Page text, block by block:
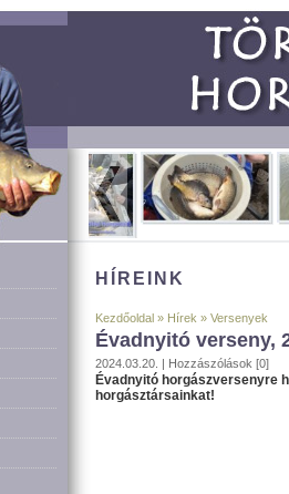
HÍREINK
Kezdőoldal » Hírek » Versenyek
Évadnyitó verseny,
2024.03.20. | Hozzászólások [0]
Évadnyitó horgászversenyre
horgásztársainkat!